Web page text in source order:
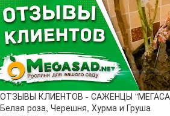
ОТЗЫВЫ КЛИЕНТОВ - САЖЕНЦЫ
Белая роза, Черешня, Хурма и Груша